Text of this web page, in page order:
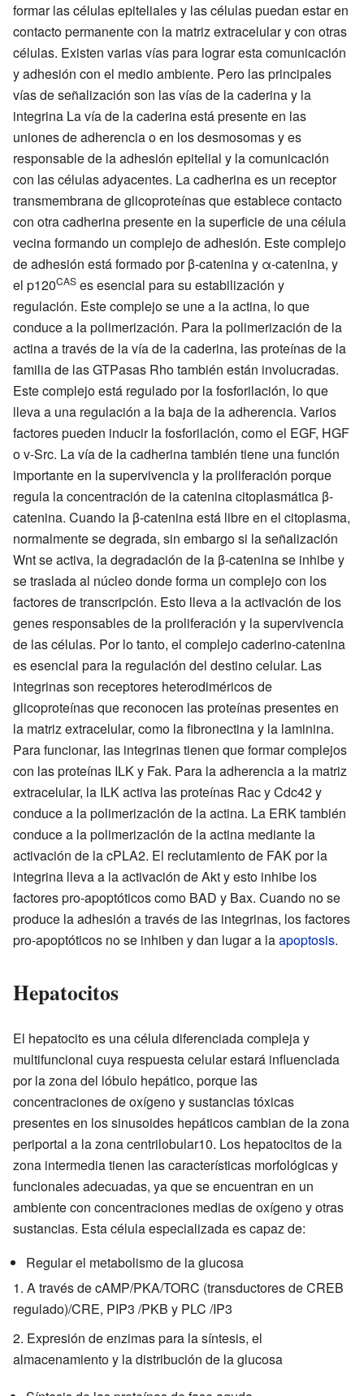
formar las células epiteliales y las células puedan estar en
contacto permanente con la matriz extracelular y con otras
células. Existen varias vías para lograr esta comunicación
y adhesión con el medio ambiente. Pero las principales
vías de señalización son las vías de la caderina y la
integrina La vía de la caderina está presente en las
uniones de adherencia o en los desmosomas y es
responsable de la adhesión epitelial y la comunicación
con las células adyacentes. La cadherina es un receptor
transmembrana de glicoproteínas que establece contacto
con otra cadherina presente en la superficie de una célula
vecina formando un complejo de adhesión. Este complejo
de adhesión está formado por β-catenina y α-catenina, y
el p120CAS es esencial para su estabilización y
regulación. Este complejo se une a la actina, lo que
conduce a la polimerización. Para la polimerización de la
actina a través de la vía de la caderina, las proteínas de la
familia de las GTPasas Rho también están involucradas.
Este complejo está regulado por la fosforilación, lo que
lleva a una regulación a la baja de la adherencia. Varios
factores pueden inducir la fosforilación, como el EGF, HGF
o v-Src. La vía de la cadherina también tiene una función
importante en la supervivencia y la proliferación porque
regula la concentración de la catenina citoplasmática β-
catenina. Cuando la β-catenina está libre en el citoplasma,
normalmente se degrada, sin embargo si la señalización
Wnt se activa, la degradación de la β-catenina se inhibe y
se traslada al núcleo donde forma un complejo con los
factores de transcripción. Esto lleva a la activación de los
genes responsables de la proliferación y la supervivencia
de las células. Por lo tanto, el complejo caderino-catenina
es esencial para la regulación del destino celular. Las
integrinas son receptores heterodiméricos de
glicoproteínas que reconocen las proteínas presentes en
la matriz extracelular, como la fibronectina y la laminina.
Para funcionar, las integrinas tienen que formar complejos
con las proteínas ILK y Fak. Para la adherencia a la matriz
extracelular, la ILK activa las proteínas Rac y Cdc42 y
conduce a la polimerización de la actina. La ERK también
conduce a la polimerización de la actina mediante la
activación de la cPLA2. El reclutamiento de FAK por la
integrina lleva a la activación de Akt y esto inhibe los
factores pro-apoptóticos como BAD y Bax. Cuando no se
produce la adhesión a través de las integrinas, los factores
pro-apoptóticos no se inhiben y dan lugar a laapoptosis.
Hepatocitos
El hepatocito es una célula diferenciada compleja y
multifuncional cuya respuesta celular estará influenciada
por la zona del lóbulo hepático, porque las
concentraciones de oxígeno y sustancias tóxicas
presentes en los sinusoides hepáticos cambian de la zona
periportal a la zona centrilobular10. Los hepatocitos de la
zona intermedia tienen las características morfológicas y
funcionales adecuadas, ya que se encuentran en un
ambiente con concentraciones medias de oxígeno y otras
sustancias. Esta célula especializada es capaz de:
Regular el metabolismo de la glucosa
A través de cAMP/PKA/TORC (transductores de CREB
regulado)/CRE, PIP3 /PKB y PLC /IP3
Expresión de enzimas para la síntesis, el
almacenamiento y la distribución de la glucosa